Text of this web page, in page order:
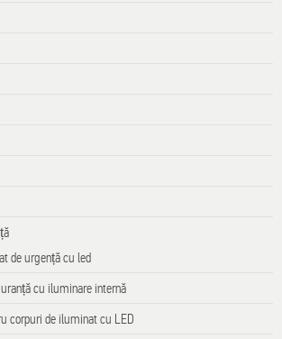
de urgență cu led
cu iluminare internă
corpuri de iluminat cu LED